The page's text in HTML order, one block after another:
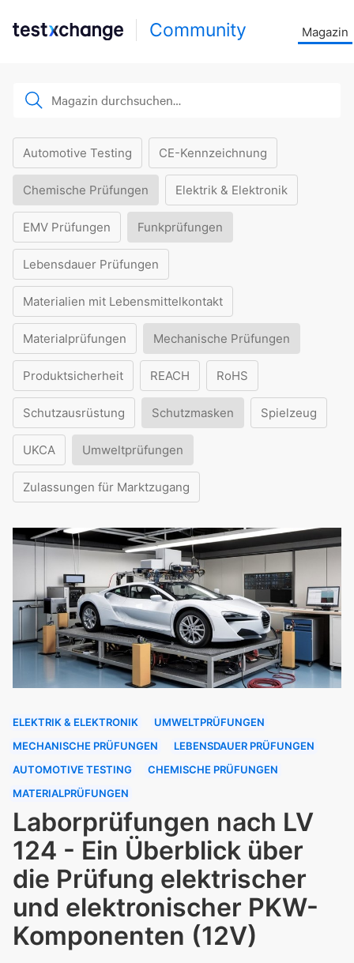
Community Magazin
Automotive Testing CE-Kennzeichnung
Chemische Prüfungen Elektrik & Elektronik
EMV Prüfungen Funkprüfungen
Lebensdauer Prüfungen
Materialien mit Lebensmittelkontakt
Materialprüfungen Mechanische Prüfungen
Produktsicherheit REACH RoHS
Schutzausrüstung Schutzmasken Spielzeug
UKCA Umweltprüfungen
Zulassungen für Marktzugang
ELEKTRIK & ELEKTRONIK
UMWELTPRÜFUNGEN
MECHANISCHE PRÜFUNGEN
LEBENSDAUER PRÜFUNGEN
AUTOMOTIVE TESTING
CHEMISCHE PRÜFUNGEN
MATERIALPRÜFUNGEN
Laborprüfungen nach LV
124 - Ein Überblick über
die Prüfung elektrischer
und elektronischer PKW-
Komponenten (12V)